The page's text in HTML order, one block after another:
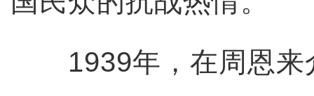
1939年，在周恩来